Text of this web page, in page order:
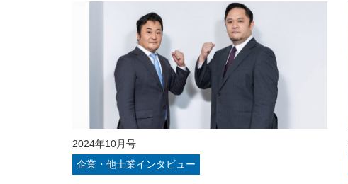
2024年10月号
企業・他士業インタビュー